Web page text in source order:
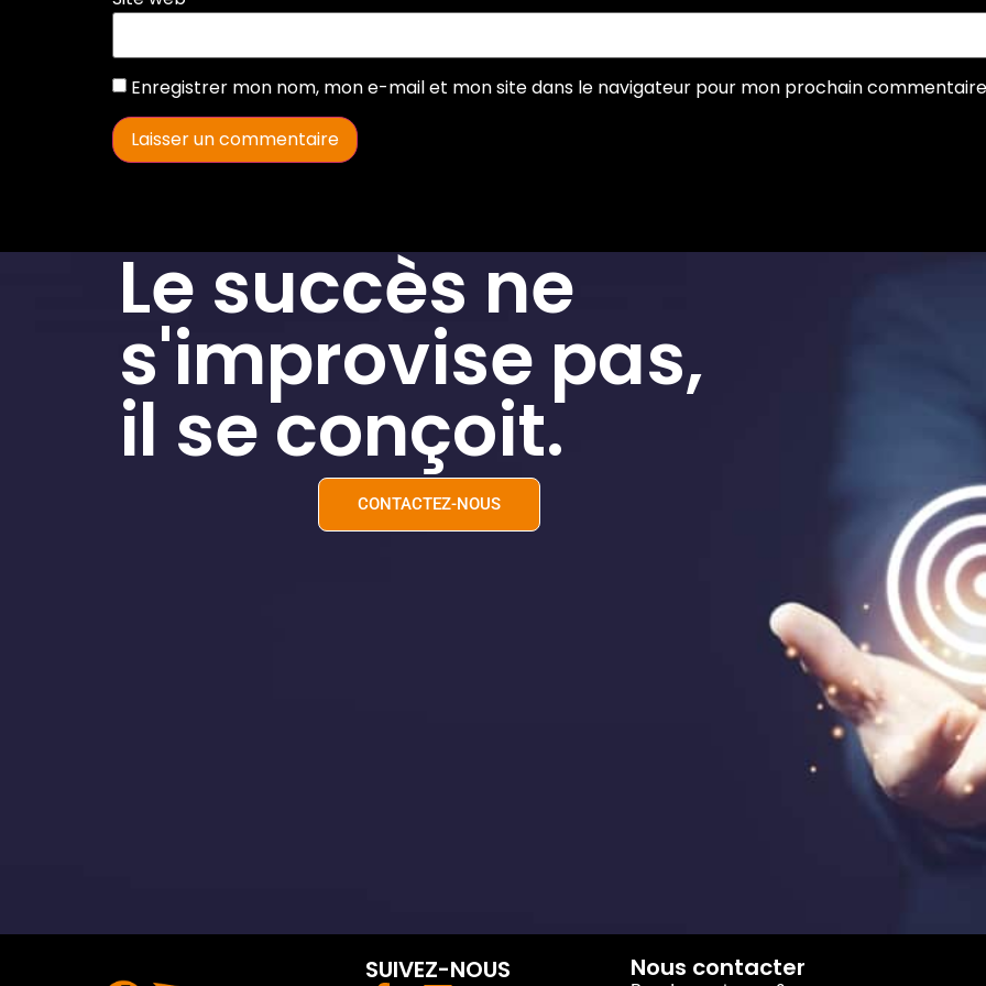
Enregistrer mon nom, mon e-mail et mon site dans le navigateur pour mon prochain
Le succès ne
s'improvise pas,
il se conçoit.
CONTACTEZ-NOUS
SUIVEZ-NOUS Nous contacter